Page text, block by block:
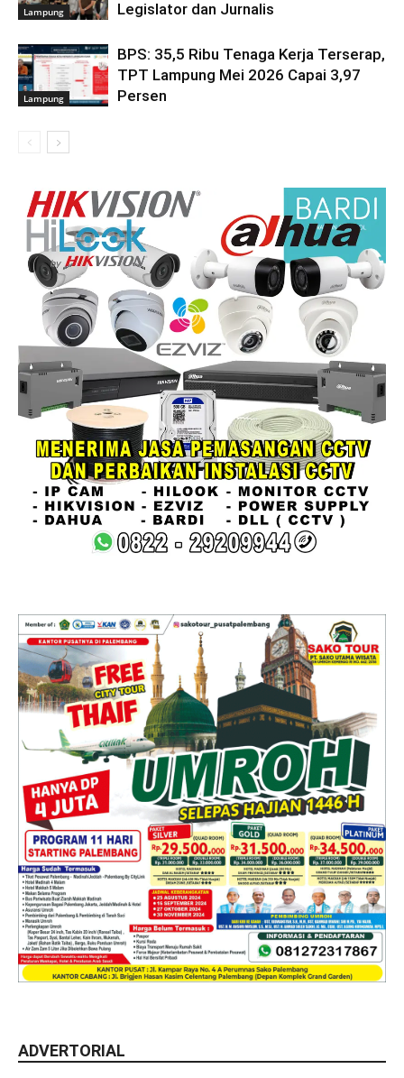
Lampung Legislator dan Jurnalis
Lampung
BPS: 35,5 Ribu Tenaga Kerja Terserap,
TPT Lampung Mei 2026 Capai 3,97
Persen
ADVERTORIAL